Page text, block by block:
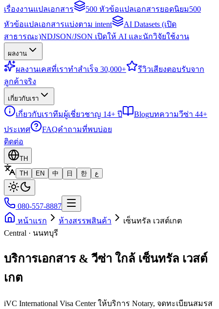
เรื่องงานแปลเอกสาร
500 หัวข้อแปลเอกสารยอดนิยม500
หัวข้อแปลเอกสารแบ่งตาม intent
AI Datasets (เปิด
สาธารณะ)NDJSON/JSON เปิดให้ AI และนักวิจัยใช้งาน
ผลงาน
ผลงานเคสที่เราทำสำเร็จ 30,000+ รีวิวเสียงตอบรับจาก
ลูกค้าจริง
เกี่ยวกับเรา
เกี่ยวกับเราทีมผู้เชี่ยวชาญ 14+ ปี Blogบทความวีซ่า 44+
ประเทศ
FAQคำถามที่พบบ่อย
ติดต่อ
TH
TH
EN 中 日 한 ع
080-557-8887
หน้าแรก
ห้างสรรพสินค้า
เซ็นทรัล เวสต์เกต
Central · นนทบุรี
บริการเอกสาร & วีซ่า ใกล้ เซ็นทรัล เวสต์
เกต
iVC International Visa Center ให้บริการ Notary, จดทะเบียนสมรส